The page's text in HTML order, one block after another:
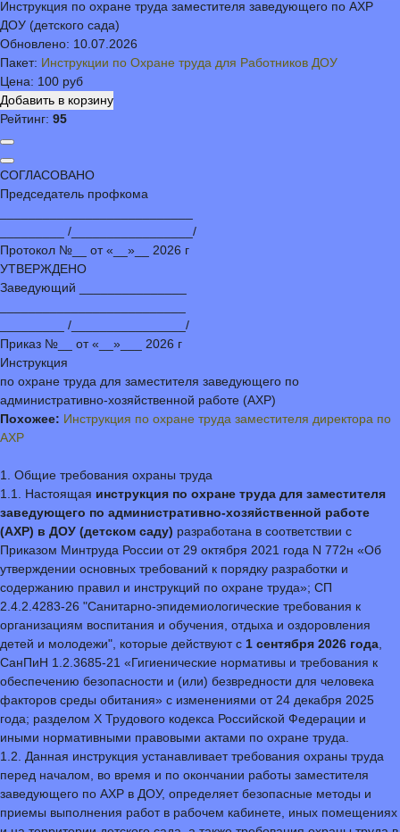
Инструкция по охране труда заместителя заведующего по АХР
ДОУ (детского сада)
Обновлено: 10.07.2026
Пакет: Инструкции по Охране труда для Работников ДОУ
Цена: 100 руб
Рейтинг: 95
СОГЛАСОВАНО
Председатель профкома
_________ /_________________/
Протокол №__ от «__»__ 2026 г
УТВЕРЖДЕНО
Заведующий _______________
_________ /________________/
Приказ №__ от «__»___ 2026 г
Инструкция
по охране труда для заместителя заведующего по
административно-хозяйственной работе (АХР)
Похожее: Инструкция по охране труда заместителя директора по
АХР
1. Общие требования охраны труда
1.1. Настоящая инструкция по охране труда для заместителя
заведующего по административно-хозяйственной работе
(АХР) в ДОУ (детском саду) разработана в соответствии с
Приказом Минтруда России от 29 октября 2021 года N 772н «Об
утверждении основных требований к порядку разработки и
содержанию правил и инструкций по охране труда»; СП
2.4.2.4283-26 "Санитарно-эпидемиологические требования к
организациям воспитания и обучения, отдыха и оздоровления
детей и молодежи", которые действуют с 1 сентября 2026 года
СанПиН 1.2.3685-21 «Гигиенические нормативы и требования к
обеспечению безопасности и (или) безвредности для человека
факторов среды обитания» с изменениями от 24 декабря 2025
года; разделом Х Трудового кодекса Российской Федерации и
иными нормативными правовыми актами по охране труда.
1.2. Данная инструкция устанавливает требования охраны труда
перед началом, во время и по окончании работы заместителя
заведующего по АХР в ДОУ, определяет безопасные методы и
приемы выполнения работ в рабочем кабинете, иных помещениях